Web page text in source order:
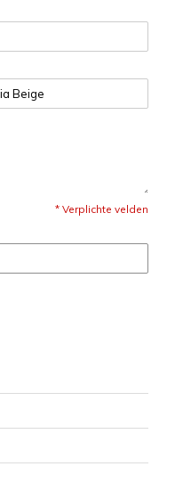
* Verplichte velden